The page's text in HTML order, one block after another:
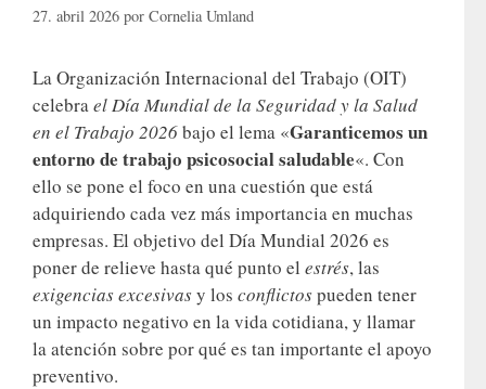
27. abril 2026 por Cornelia Umland
La Organización Internacional del Trabajo (OIT)
celebrael Día Mundial de la Seguridad y la Salud
en el Trabajo 2026bajo el lema «Garanticemos un
entorno de trabajo psicosocial saludable«. Con
ello se pone el foco en una cuestión que está
adquiriendo cada vez más importancia en muchas
empresas. El objetivo del Día Mundial 2026 es
poner de relieve hasta qué punto el estrés, las
exigencias excesivasy los conflictospueden tener
un impacto negativo en la vida cotidiana, y llamar
la atención sobre por qué es tan importante el apoyo
preventivo.